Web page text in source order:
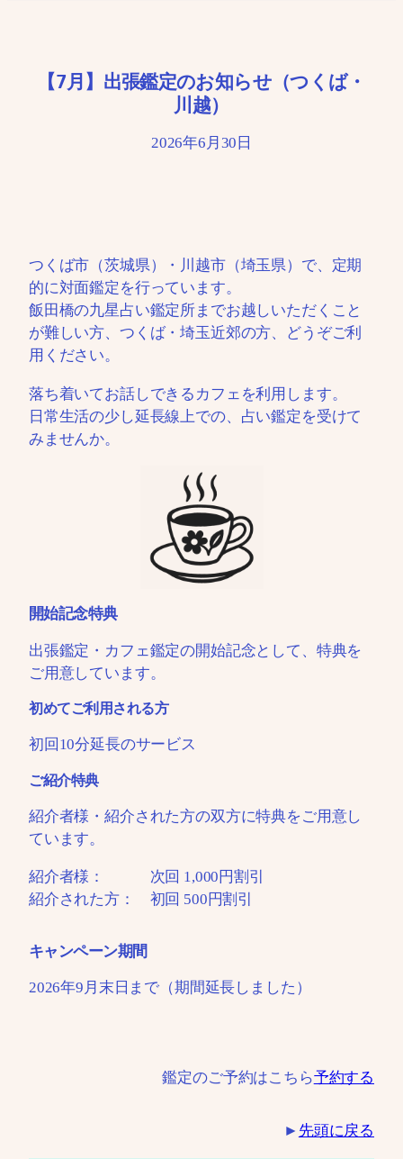
【7月】出張鑑定のお知らせ（つくば・
川越）
2026年6月30日
つくば市（茨城県）・川越市（埼玉県）で、定期
的に対面鑑定を行っています。
飯田橋の九星占い鑑定所までお越しいただくこと
が難しい方、つくば・埼玉近郊の方、どうぞご利
用ください。
落ち着いてお話しできるカフェを利用します。
日常生活の少し延長線上での、占い鑑定を受けて
みませんか。
開始記念特典
出張鑑定・カフェ鑑定の開始記念として、特典を
ご用意しています。
初めてご利用される方
初回10分延長のサービス
ご紹介特典
紹介者様・紹介された方の双方に特典をご用意し
ています。
紹介者様： 次回 1,000円割引
紹介された方： 初回 500円割引
キャンペーン期間
2026年9月末日まで（期間延長しました）
鑑定のご予約はこちら予約する
► 先頭に戻る